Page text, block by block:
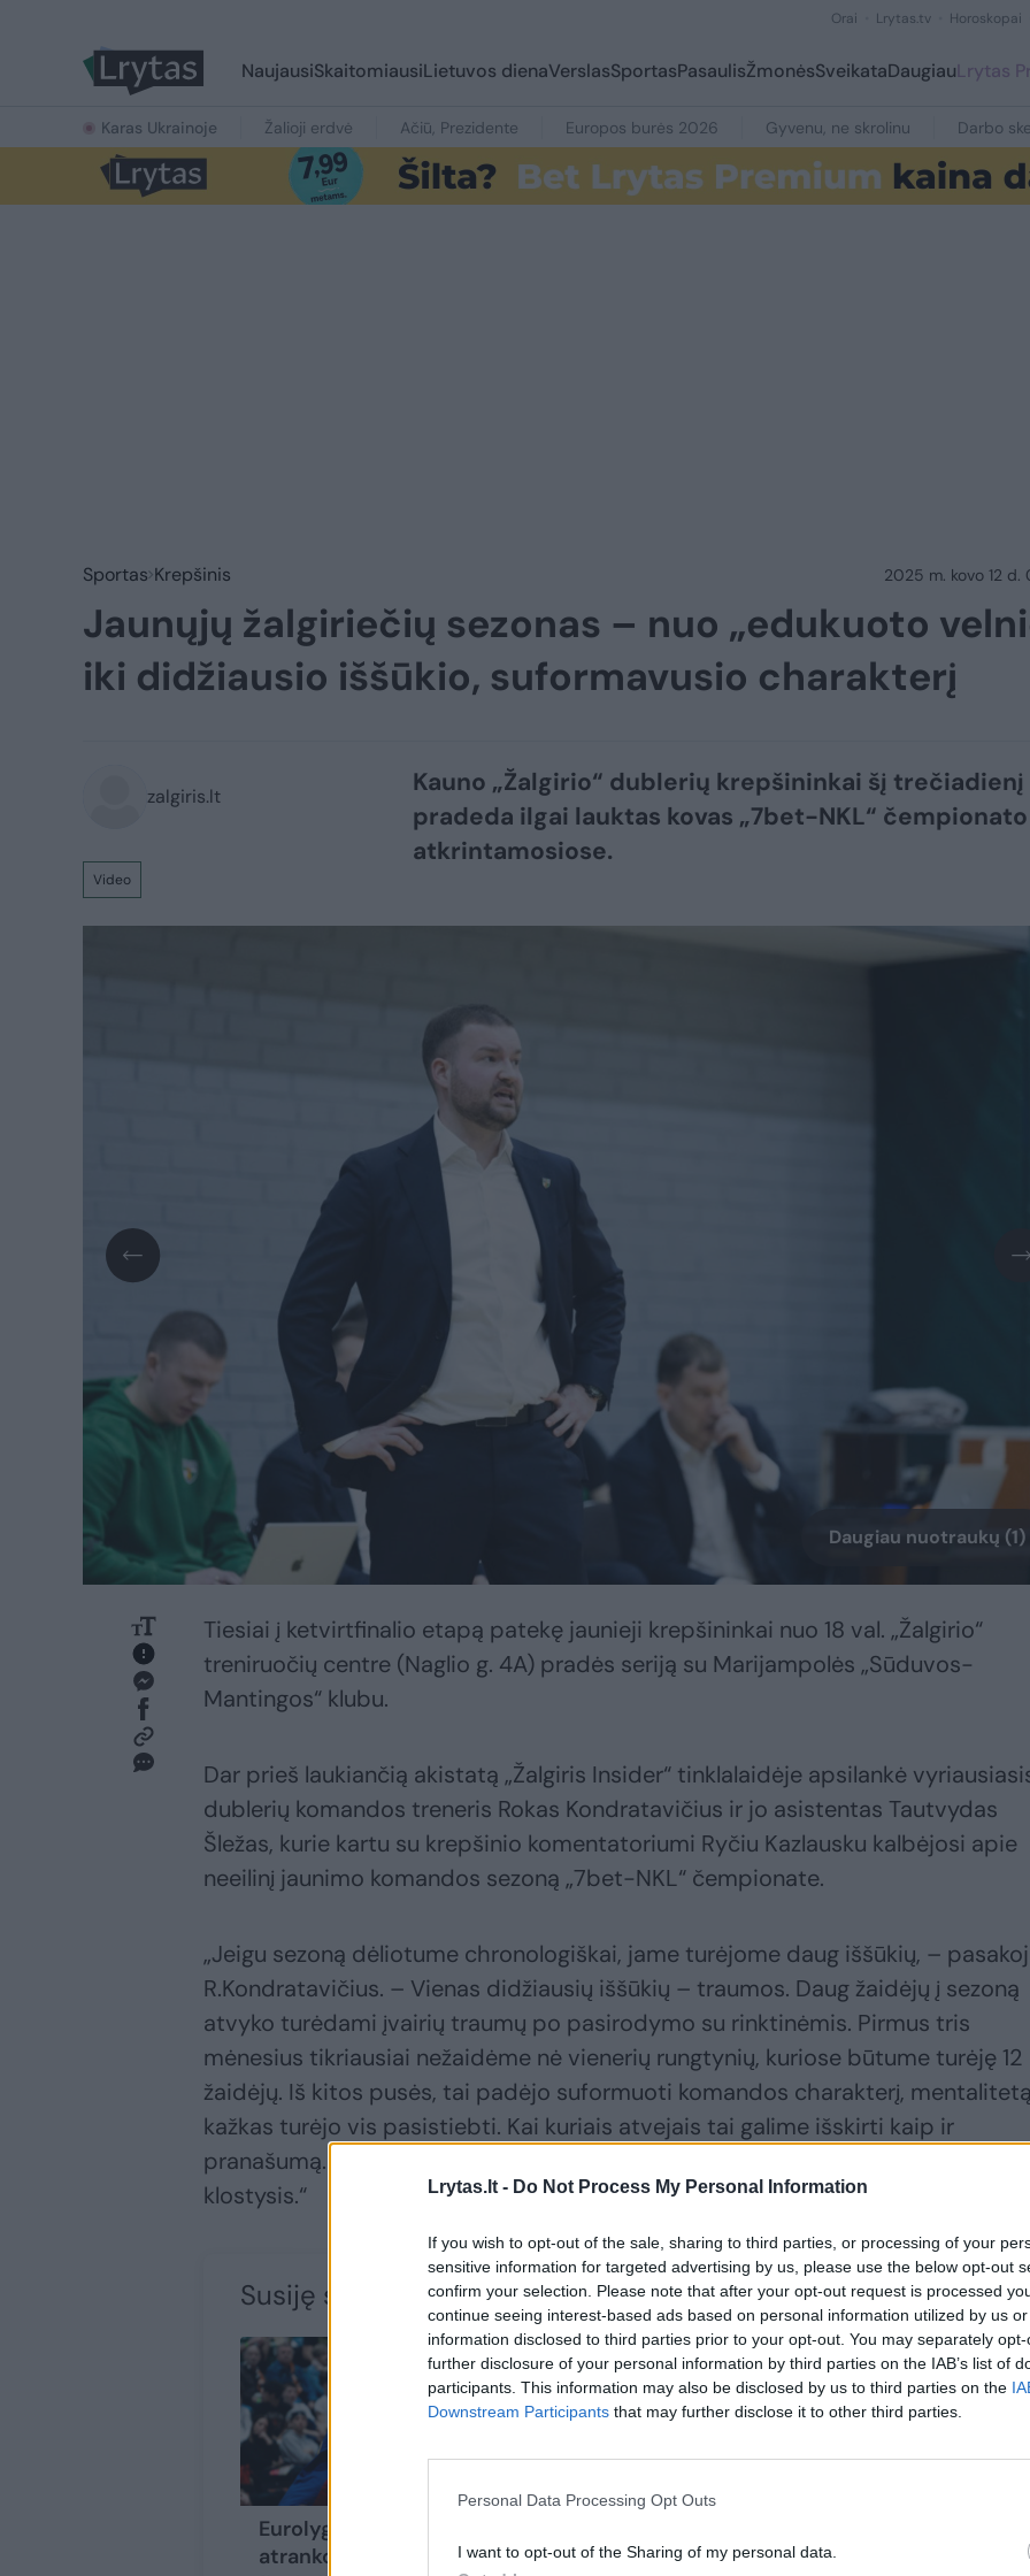
Lrytas.lt - Do Not Process My Personal Information
If you wish to opt-out of the sale, sharing to third parties, or processing of your
sensitive information for targeted advertising by us, please use the below opt-out
confirm your selection. Please note that after your opt-out request is processed
continue seeing interest-based ads based on personal information utilized by us
information disclosed to third parties prior to your opt-out. You may separately
further disclosure of your personal information by third parties on the IAB’s list of
participants. This information may also be disclosed by us to third parties on the
Downstream Participants that may further disclose it to other third parties.
Personal Data Processing Opt Outs
I want to opt-out of the Sharing of my personal data.
Orai Lrytas.tv Horoskopai
NaujausiSkaitomiausiLietuvos dienaVerslasSportasPasaulisŽmonėsSveikataDaugiauLrytas
Karas Ukrainoje Žalioji erdvė Ačiū, Prezidente Europos burės 2026 Gyvenu, ne skrolinu Darbo
Sportas Krepšinis 2025 m. kovo 12 d.
Jaunųjų žalgiriečių sezonas – nuo „edukuoto
iki didžiausio iššūkio, suformavusio charakterį
zalgiris.lt
Video
Kauno „Žalgirio“ dublerių krepšininkai šį trečiadienį
pradeda ilgai lauktas kovas „7bet-NKL“ čempionato
atkrintamosiose.
Daugiau nuotraukų (1)
Tiesiai į ketvirtfinalio etapą patekę jaunieji krepšininkai nuo 18 val. „Žalgirio“
treniruočių centre (Naglio g. 4A) pradės seriją su Marijampolės „Sūduvos-
Mantingos“ klubu.
Dar prieš laukiančią akistatą „Žalgiris Insider“ tinklalaidėje apsilankė
dublerių komandos treneris Rokas Kondratavičius ir jo asistentas Tautvydas
Šležas, kurie kartu su krepšinio komentatoriumi Ryčiu Kazlausku kalbėjosi apie
neeilinį jaunimo komandos sezoną „7bet-NKL“ čempionate.
„Jeigu sezoną dėliotume chronologiškai, jame turėjome daug iššūkių, –
R.Kondratavičius. – Vienas didžiausių iššūkių – traumos. Daug žaidėjų į sezoną
atvyko turėdami įvairių traumų po pasirodymo su rinktinėmis. Pirmus tris
mėnesius tikriausiai nežaidėme nė vienerių rungtynių, kuriose būtume turėję 12
žaidėjų. Iš kitos pusės, tai padėjo suformuoti komandos charakterį,
kažkas turėjo vis pasistiebti. Kai kuriais atvejais tai galime išskirti kaip ir
pranašumą. Sezonas nelengvas, jo pradžioje daug galvojome, kaip viskas
klostysis.“
Susiję straipsniai
Eurolygos jaunių
atrankos turnyro
nušlavė Dubajaus
išsigelbėjusi